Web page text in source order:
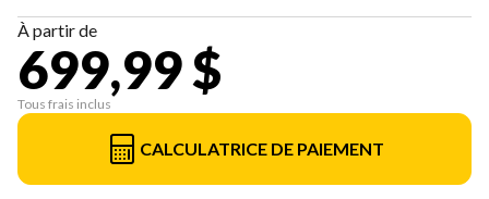
À partir de
699,99 $
Tous frais inclus
CALCULATRICE DE PAIEMENT